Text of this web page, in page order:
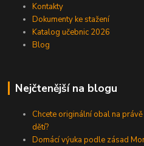
Kontakty
Dokumenty ke stažení
Katalog učebnic 2026
Blog
Nejčtenější na blogu
Chcete originální obal na
dětí?
Domácí výuka podle zásad